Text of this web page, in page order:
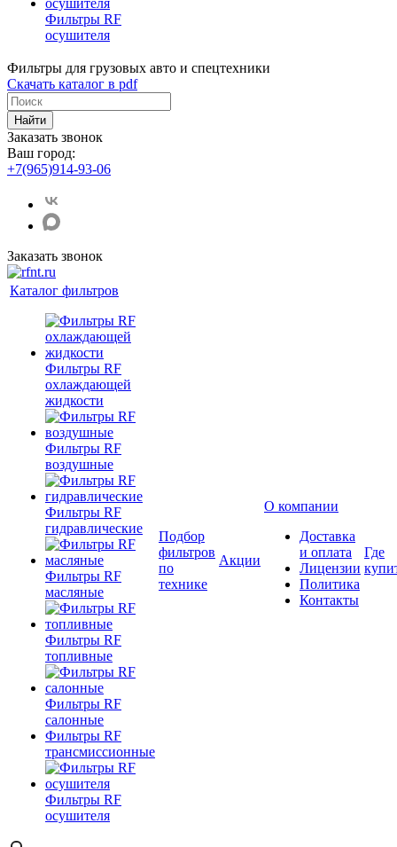
Фильтры RF
осушителя
Фильтры для грузовых авто и спецтехники
Скачать каталог в pdf
Найти
Заказать звонок
Ваш город:
+7(965)914-93-06
Заказать звонок
Каталог фильтров
Фильтры RF
охлаждающей
жидкости
Фильтры RF
воздушные
Фильтры RF
гидравлические
Фильтры RF
масляные
Фильтры RF
топливные
Фильтры RF
салонные
Фильтры RF
трансмиссионные
Фильтры RF
осушителя
Подбор
фильтров
по
технике
Акции
О компании
Доставка
и оплата
Лицензии
Политика
Контакты
Где